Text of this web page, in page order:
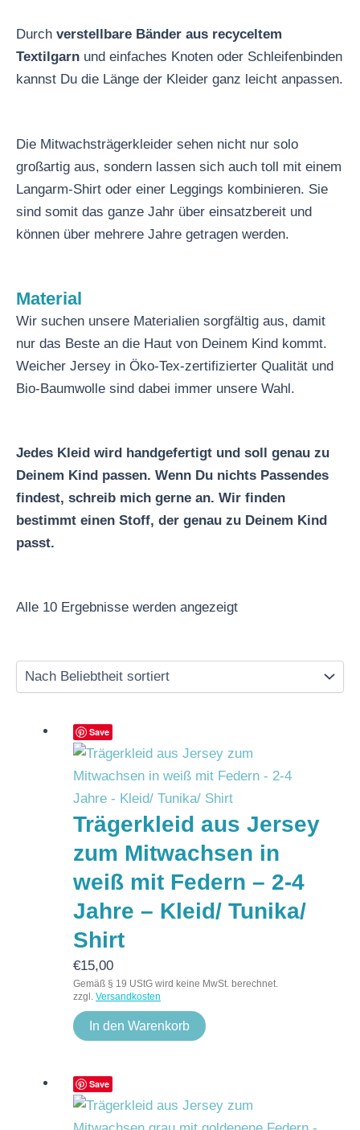
Durch verstellbare Bänder aus recyceltem
Textilgarn und einfaches Knoten oder Schleifenbinden
kannst Du die Länge der Kleider ganz leicht anpassen.
Die Mitwachsträgerkleider sehen nicht nur solo
großartig aus, sondern lassen sich auch toll mit einem
Langarm-Shirt oder einer Leggings kombinieren. Sie
sind somit das ganze Jahr über einsatzbereit und
können über mehrere Jahre getragen werden.
Material
Wir suchen unsere Materialien sorgfältig aus, damit
nur das Beste an die Haut von Deinem Kind kommt.
Weicher Jersey in Öko-Tex-zertifizierter Qualität und
Bio-Baumwolle sind dabei immer unsere Wahl.
Jedes Kleid wird handgefertigt und soll genau zu
Deinem Kind passen. Wenn Du nichts Passendes
findest, schreib mich gerne an. Wir finden
bestimmt einen Stoff, der genau zu Deinem Kind
passt.
Alle 10 Ergebnisse werden angezeigt
Save
Trägerkleid aus Jersey
zum Mitwachsen in
weiß mit Federn – 2-4
Jahre – Kleid/ Tunika/
Shirt
€15,00
Gemäß § 19 UStG wird keine MwSt. berechnet.
zzgl. Versandkosten
In den Warenkorb
Save